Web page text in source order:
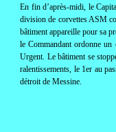
En fin d’après-midi, le
division de corvettes ASM
bâtiment appareille pour sa
le Commandant ordonne
Urgent. Le bâtiment se
ralentissements, le 1er au
détroit de Messine.